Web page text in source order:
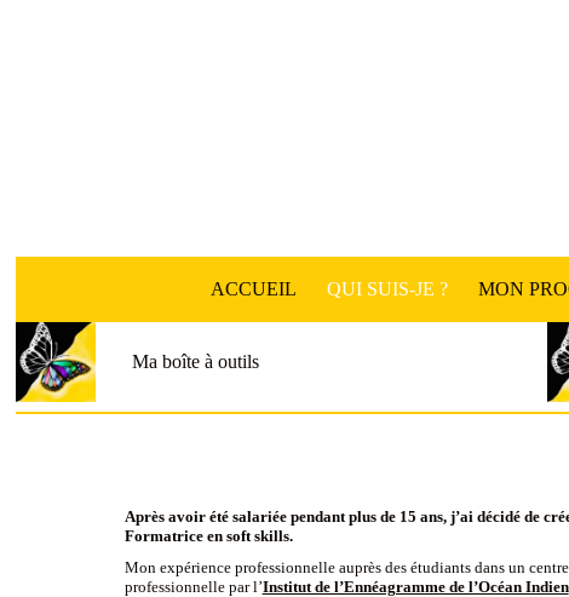
ACCUEIL QUI SUIS-JE ? MON
Ma boîte à outils
Après avoir été salariée pendant plus de 15 ans, j’ai décidé de
Formatrice en soft skills.
Mon expérience professionnelle auprès des étudiants dans un
professionnelle par l’Institut de l’Ennéagramme de l’Océan Indien